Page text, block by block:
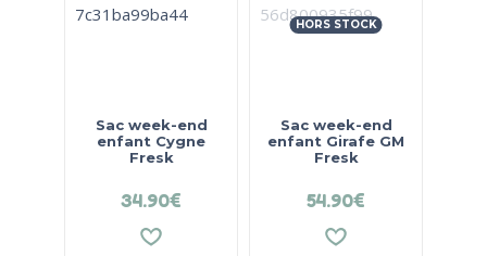
Sac week-end
enfant Cygne
Fresk
34.90€
HORS STOCK
Sac week-end
enfant Girafe GM
Fresk
54.90€